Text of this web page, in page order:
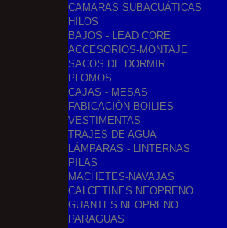
CAMARAS SUBACUÁTICAS
HILOS
BAJOS - LEAD CORE
ACCESORIOS-MONTAJE
SACOS DE DORMIR
PLOMOS
CAJAS - MESAS
FABICACIÓN BOILIES
VESTIMENTAS
TRAJES DE AGUA
LÁMPARAS - LINTERNAS
PILAS
MACHETES-NAVAJAS
CALCETINES NEOPRENO
GUANTES NEOPRENO
PARAGUAS